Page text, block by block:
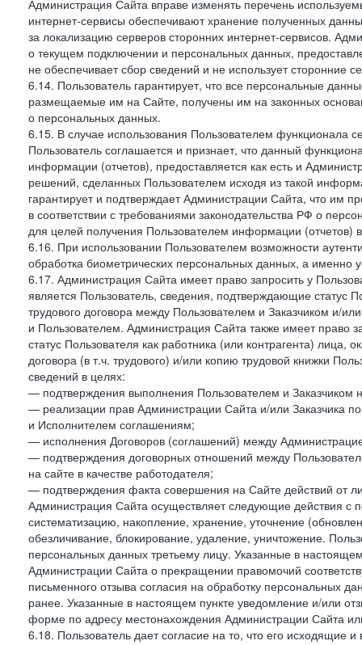
Администрация Сайта вправе изменять перечень
интернет-сервисы обеспечивают хранение полученных
за локализацию серверов сторонних интернет-сервисов.
о текущем подключении и персональных данных,
не обеспечивает сбор сведений и не использует
6.14. Пользователь гарантирует, что все персональные
размещаемые им на Сайте, получены им на законных
о персональных данных.
6.15. В случае использования Пользователем функционала
Пользователь соглашается и признает, что данный
информации (отчетов), предоставляется как есть и
решений, сделанных Пользователем исходя из такой
гарантирует и подтверждает Администрации Сайта, что им
в соответствии с требованиями законодательства РФ о
для целей получения Пользователем информации (отчетов)
6.16. При использовании Пользователем возможности
обработка биометрических персональных данных, а именно
6.17. Администрация Сайта имеет право запросить у
является Пользователь, сведения, подтверждающие статус
трудового договора между Пользователем и Заказчиком и/
и Пользователем. Администрация Сайта также имеет право
статус Пользователя как работника (или контрагента)
договора (в т.ч. трудового) и/или копию трудовой книжки
сведений в целях:
— подтверждения выполнения Пользователем и Заказчиком
— реализации прав Администрации Сайта и/или Заказчика
и Исполнителем соглашениям;
— исполнения Договоров (соглашений) между
— подтверждения договорных отношений между
на сайте в качестве работодателя;
— подтверждения факта совершения на Сайте действий от
Администрация Сайта осуществляет следующие действия с
систематизацию, накопление, хранение, уточнение
обезличивание, блокирование, удаление, уничтожение.
персональных данных третьему лицу. Указанные в
Администрации Сайта о прекращении правомочий
письменного отзыва согласия на обработку персональных
ранее. Указанные в настоящем пункте уведомление и/или
форме по адресу местонахождения Администрации Сайта
6.18. Пользователь дает согласие на то, что его исходящие